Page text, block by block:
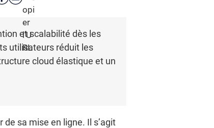
et scalabilité dès les
utilisateurs réduit les
cloud élastique et un
sa mise en ligne. Il s’agit